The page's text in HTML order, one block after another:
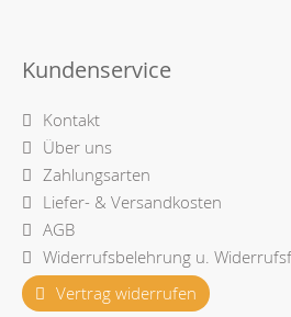
Kundenservice
Kontakt
Über uns
Zahlungsarten
Liefer- & Versandkosten
AGB
Widerrufsbelehrung u.
Vertrag widerrufen